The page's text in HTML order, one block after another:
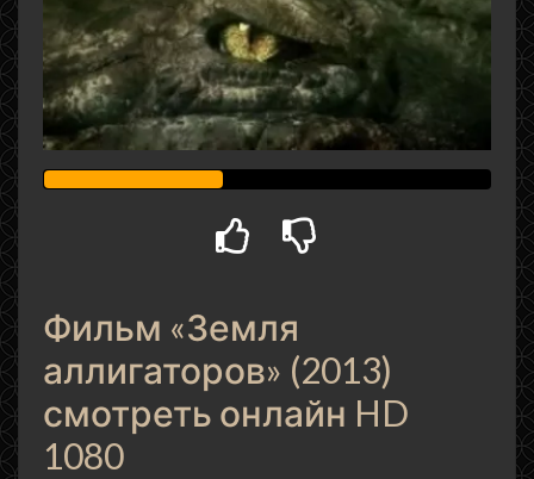
Фильм «Земля
аллигаторов» (2013)
смотреть онлайн HD
1080